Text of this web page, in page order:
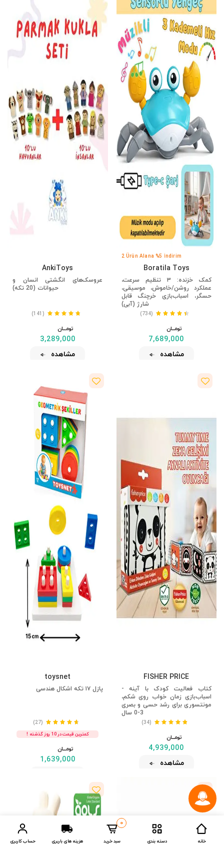
2 Ürün Alana %5 İndirim
Boratila Toys
کمک خزنده: ۳ تنظیم سرعت،
عملکرد روشن/خاموش، موسیقی،
حسگر، اسباب‌بازی خرچنگ قابل
شارژ (آبی)
(734)
تومــــــان
7,689,000
مشاهده
AnkiToys
عروسک‌های انگشتی انسان و
حیوانات (20 تکه)
(141)
تومــــــان
3,289,000
مشاهده
FISHER PRICE
کتاب فعالیت کودک با آینه -
اسباب‌بازی زمان خواب روی شکم،
مونتسوری برای رشد حسی و بصری
0-3 سال
(34)
تومــــــان
4,939,000
مشاهده
toysnet
پازل ۱۷ تکه اشکال هندسی
(27)
کمترین قیمت در 10 روز گذشته !
تومــــــان
1,639,000
خانه دسته بندی
0
سبد خرید هزینه های باربری حساب کاربری